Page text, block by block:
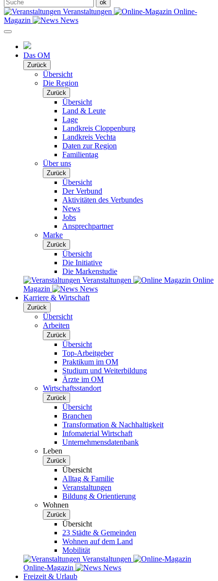
Veranstaltungen
Online-
Magazin
News
Das OM
Zurück
Übersicht
Die Region
Zurück
Übersicht
Land & Leute
Lage
Landkreis Cloppenburg
Landkreis Vechta
Daten zur Region
Familientag
Über uns
Zurück
Übersicht
Der Verbund
Aktivitäten des Verbundes
News
Jobs
Ansprechpartner
Marke
Zurück
Übersicht
Die Initiative
Die Markenstudie
Veranstaltungen
Online
Magazin
News
Karriere & Wirtschaft
Zurück
Übersicht
Arbeiten
Zurück
Übersicht
Top-Arbeitgeber
Praktikum im OM
Studium und Weiterbildung
Ärzte im OM
Wirtschaftsstandort
Zurück
Übersicht
Branchen
Transformation & Nachhaltigkeit
Infomaterial Wirtschaft
Unternehmensdatenbank
Leben
Zurück
Übersicht
Alltag & Familie
Veranstaltungen
Bildung & Orientierung
Wohnen
Zurück
Übersicht
23 Städte & Gemeinden
Wohnen auf dem Land
Mobilität
Veranstaltungen
Online-Magazin
News
Freizeit & Urlaub